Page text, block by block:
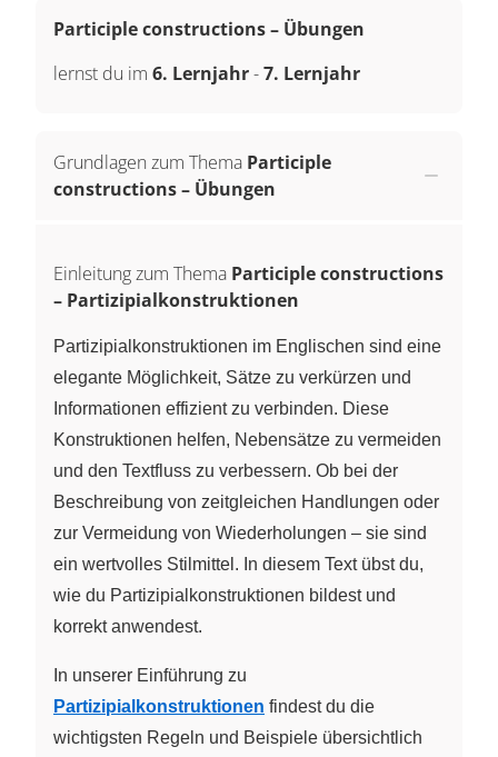
Participle constructions – Übungen
lernst du im 6. Lernjahr-7. Lernjahr
Grundlagen zum Thema Participle
constructions – Übungen
Einleitung zum Thema Participle constructions
– Partizipialkonstruktionen
Partizipialkonstruktionen im Englischen sind eine
elegante Möglichkeit, Sätze zu verkürzen und
Informationen effizient zu verbinden. Diese
Konstruktionen helfen, Nebensätze zu vermeiden
und den Textfluss zu verbessern. Ob bei der
Beschreibung von zeitgleichen Handlungen oder
zur Vermeidung von Wiederholungen – sie sind
ein wertvolles Stilmittel. In diesem Text übst du,
wie du Partizipialkonstruktionen bildest und
korrekt anwendest.
In unserer Einführung zu
Partizipialkonstruktionen findest du die
wichtigsten Regeln und Beispiele übersichtlich